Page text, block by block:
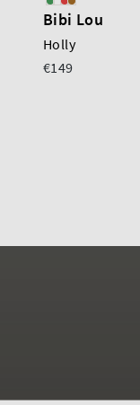
Bibi Lou
Holly
€149